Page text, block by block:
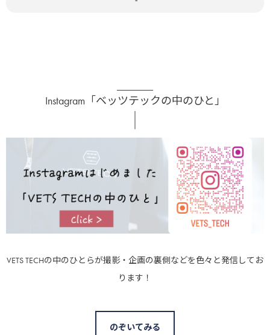
Instagram「ベッツテックの中のひと」
VETS TECHの中のひとらが撮影・企画の裏側などを色々と発信してお
ります！
のぞいてみる